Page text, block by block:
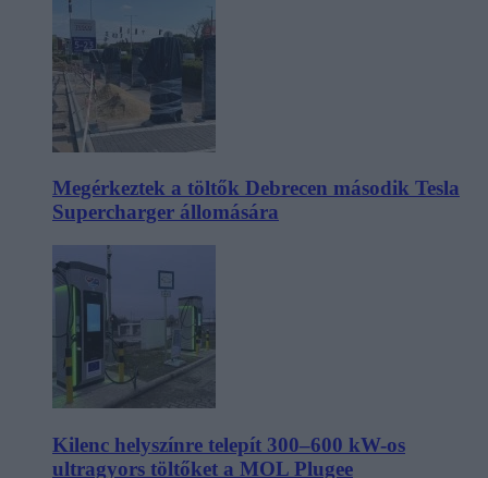
Megérkeztek a töltők Debrecen második Tesla
Supercharger állomására
Kilenc helyszínre telepít 300–600 kW-os
ultragyors töltőket a MOL Plugee